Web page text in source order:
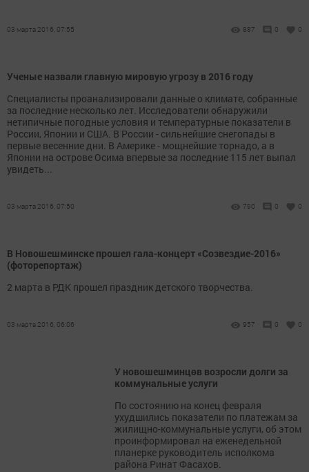
03 марта 2016, 07:55 887 0 0
Ученые назвали главную мировую угрозу в 2016 году
Специалисты проанализировали данные о климате, собранные
за последние несколько лет. Исследователи обнаружили
нетипичные погодные условия и температурные показатели в
России, Японии и США. В России - сильнейшие снегопады в
первые весенние дни. В Америке - мощнейшие торнадо, а в
Японии на острове Осима впервые за последние 115 лет выпал
увидеть...
03 марта 2016, 07:50 790 0 0
В Новошешминске прошел гала-концерт «Созвездие-2016»
(фоторепортаж)
2 марта в РДК прошел праздник детского творчества.
03 марта 2016, 06:06 957 0 0
У новошешминцөв возросли долги за
коммунальные услуги
По состоянию на конец февраля
ухудшились показатели по платежам за
жилищно-коммунальные услуги, об этом
проинформировал на еженедельной
планерке руководитель исполкома
района Ринат Фасахов.